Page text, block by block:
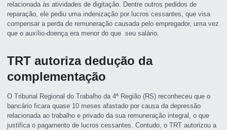
relacionada às atividades de digitação. Dentre outros pedidos de
reparação, ele pediu uma indenização por lucros cessantes, que visa
compensar a perda de remuneração causada pelo empregador, uma vez
que o auxílio-doença era menor do que seu salário.
TRT autoriza dedução da
complementação
O Tribunal Regional do Trabalho da 4ª Região (RS) reconheceu que o
bancário ficara quase 10 meses afastado por causa da depressão
relacionada ao trabalho e privado da sua remuneração integral, o que
justifica o pagamento de lucros cessantes. Contudo, o TRT autorizou a